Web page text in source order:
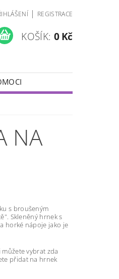
| REGISTRACE
KOŠÍK: 0 Kč
NA
s broušeným
Skleněný hrnek s
horké nápoje jako je
vybrat zda
přidat na hrnek